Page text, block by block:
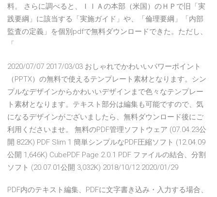
料。 さらに調べると、ＩＩＡの本部（米国）のＨＰで旧「実
践要綱」に該当する「実施ガイド」や、「倫理要綱」「内部
監査の定義」を個別pdfで無料ダウンロードできた。ただし、
「
2020/07/07 2017/03/03 おしゃれでかわいいパワーポイント
（PPTX）の無料で使えるテンプレート素材となります。シン
プルなデザインからかわいいデザインまで色々なテンプレー
ト素材となります。テキスト部分は編集も可能ですので、気
になるデザインがございましたら、無料ダウンロード後にご
利用くださいませ。 無料のPDF管理ソフトウェア (07.04.23公
開 822K) PDF Slim 1 簡単シンプルなPDF圧縮ソフト (12.04.09
公開 1,646K) CubePDF Page 2.0.1 PDF ファイルの結合、分割
ソフト (20.07.01公開 3,032K) 2018/10/12 2020/01/29
PDF内のテキスト編集、PDFに文字書き込み・入力する場合、